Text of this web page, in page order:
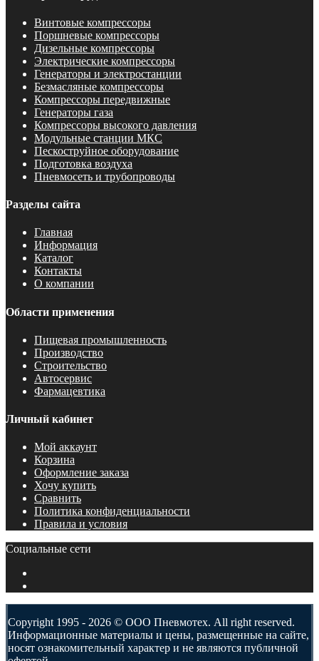
Винтовые компрессоры
Поршневые компрессоры
Дизельные компрессоры
Электрические компрессоры
Генераторы и электростанции
Безмасляные компрессоры
Компрессоры передвижные
Генераторы газа
Компрессоры высокого давления
Модульные станции МКС
Пескоструйное оборудование
Подготовка воздуха
Пневмосеть и трубопроводы
Разделы сайта
Главная
Информация
Каталог
Контакты
О компании
Области применения
Пищевая промышленность
Производство
Строительство
Автосервис
Фармацевтика
Личный кабинет
Мой аккаунт
Корзина
Оформление заказа
Хочу купить
Сравнить
Политика конфиденциальности
Правила и условия
Социальные сети
Copyright 1995 - 2026 © ООО Пневмотех. All right reserved.
Информационные материалы и цены, размещенные на сайте,
носят ознакомительный характер и не являются публичной